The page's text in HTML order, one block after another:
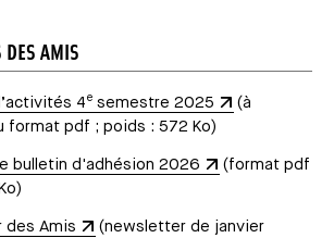
DES AMIS
4e semestre 2025
(à
format pdf ; poids : 572 Ko)
bulletin d'adhésion 2026
(format pdf
des Amis
(newsletter de janvier